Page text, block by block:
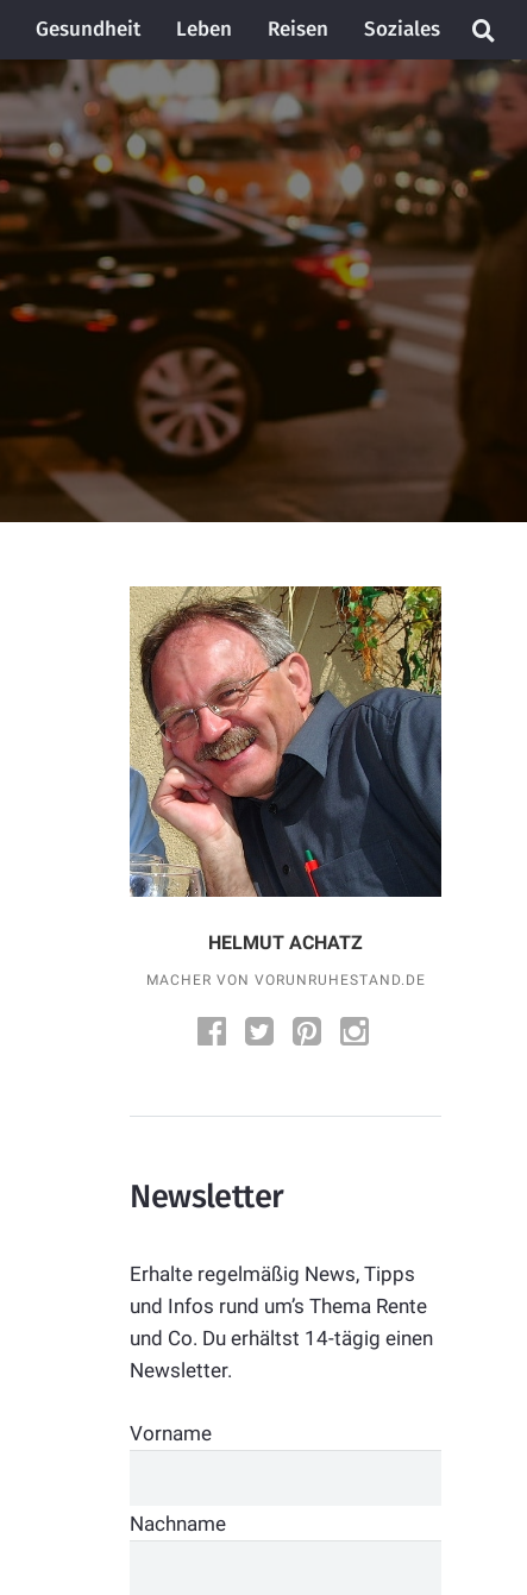
Gesundheit Leben Reisen Soziales
HELMUT ACHATZ
MACHER VON VORUNRUHESTAND.DE
Newsletter
Erhalte regelmäßig News, Tipps
und Infos rund um’s Thema Rente
und Co. Du erhältst 14-tägig einen
Newsletter.
Vorname
Nachname